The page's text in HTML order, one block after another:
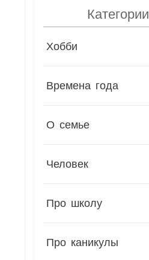
Категории
Хобби
Времена года
О семье
Человек
Про школу
Про каникулы